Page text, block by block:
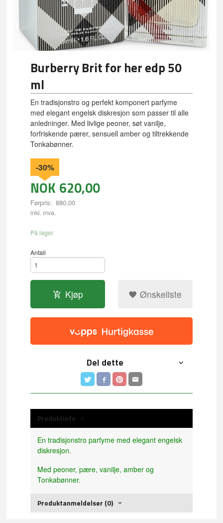
Burberry Brit for her edp 50
ml
En tradisjonstro og perfekt komponert parfyme
med elegant engelsk diskresjon som passer til alle
anledninger. Med livlige peoner, søt vanilje,
forfriskende pærer, sensuell amber og tiltrekkende
Tonkabønner.
NOK 620,00
Førpris: 880,00
Rabatt
-30%
inkl. mva.
På lager
Antall
Kjøp Ønskeliste
Del dette
Produktinfo
En tradisjonstro parfyme med elegant engelsk
diskresjon.
Med peoner, pære, vanilje, amber og
Tonkabønner.
Produktanmeldelser (0)